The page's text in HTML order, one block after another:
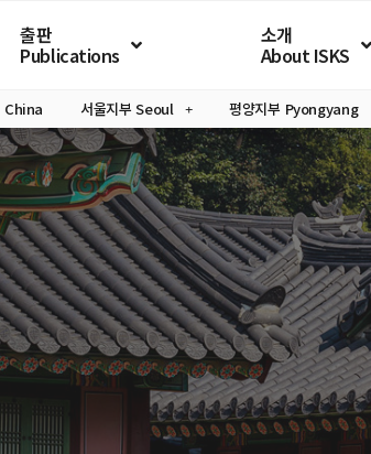
출판
Publications
소개
About ISKS
China 서울지부 Seoul 평양지부 Pyongyang